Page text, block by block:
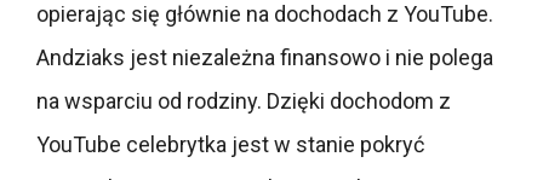
opierając się głównie na dochodach z YouTube.
Andziaks jest niezależna finansowo i nie polega
na wsparciu od rodziny. Dzięki dochodom z
YouTube celebrytka jest w stanie pokryć